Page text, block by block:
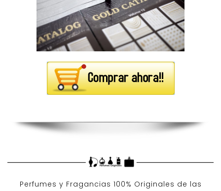
Perfumes y Fragancias 100% Originales de las